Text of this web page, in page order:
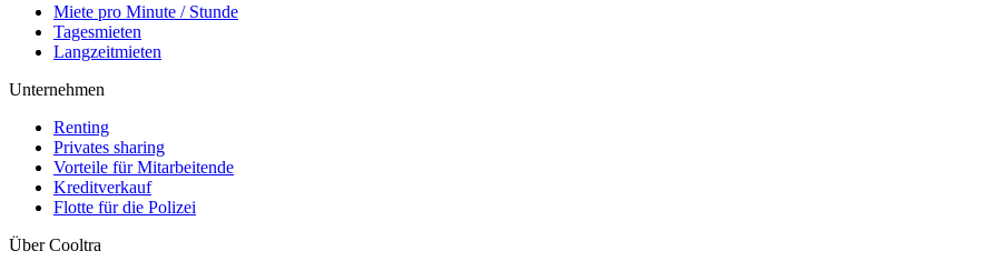
Miete pro Minute / Stunde
Tagesmieten
Langzeitmieten
Unternehmen
Renting
Privates sharing
Vorteile für Mitarbeitende
Kreditverkauf
Flotte für die Polizei
Über Cooltra